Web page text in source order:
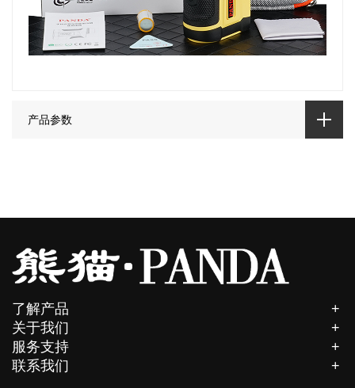
产品参数
了解产品
关于我们
服务支持
联系我们